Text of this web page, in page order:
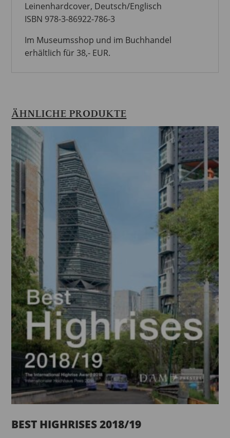
Leinenhardcover, Deutsch/Englisch
ISBN 978-3-86922-786-3
Im Museumsshop und im Buchhandel
erhältlich für 38,- EUR.
ÄHNLICHE PRODUKTE
BEST HIGHRISES 2018/19